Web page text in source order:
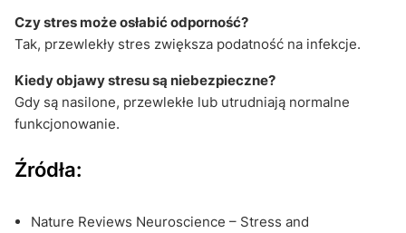
Czy stres może osłabić odporność?
Tak, przewlekły stres zwiększa podatność na infekcje.
Kiedy objawy stresu są niebezpieczne?
Gdy są nasilone, przewlekłe lub utrudniają normalne
funkcjonowanie.
Źródła:
Nature Reviews Neuroscience – Stress and